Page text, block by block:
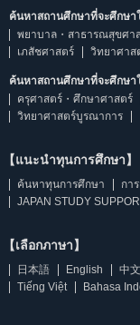
ค้นหาสถานศึกษาที่จะศึกษา
พยาบาล・สาธารณสุขศา
เภสัชศาสตร์
วิทยาศาส
ค้นหาสถานศึกษาที่จะศึกษา
ครุศาสตร์・ศึกษาศาสตร์
วิทยาศาสตร์บูรณาการ
【แนะนำทุนการศึกษา】
ค้นหาทุนการศึกษา
กา
JAPAN STUDY
【เลือกภาษา】
日本語 English 中
Tiếng Việt
Bahasa